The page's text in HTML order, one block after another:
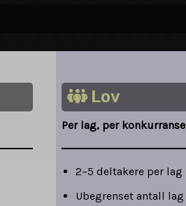
Lov
Per lag, per konkurranse
2–5 deltakere per lag
Ubegrenset antall lag